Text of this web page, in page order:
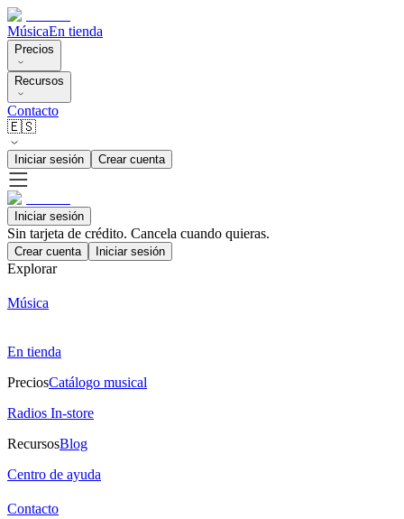
MúsicaEn tienda
Precios
Recursos
Contacto
🇪🇸
Iniciar sesión Crear cuenta
Iniciar sesión
Sin tarjeta de crédito. Cancela cuando quieras.
Crear cuenta Iniciar sesión
Explorar
Música
En tienda
PreciosCatálogo musical
Radios In-store
RecursosBlog
Centro de ayuda
Contacto